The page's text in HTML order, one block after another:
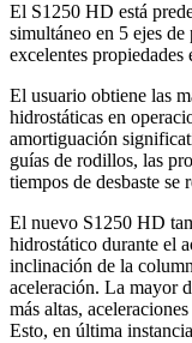
El S1250 HD está
simultáneo en 5 ejes
excelentes propiedades
El usuario obtiene las
hidrostáticas en
amortiguación
guías de rodillos, las
tiempos de desbaste se
El nuevo S1250 HD
hidrostático durante el
inclinación de la
aceleración. La mayor
más altas,
Esto, en última